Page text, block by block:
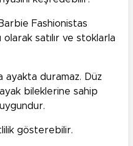
Fashionistas
satılır ve stoklarla
ayakta duramaz. Düz
bileklerine sahip
gösterebilir.